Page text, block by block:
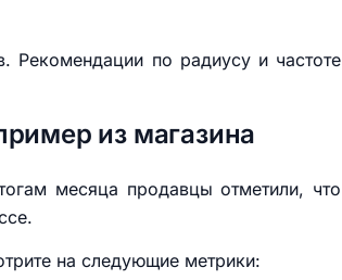
Рекомендации по радиусу и частоте
из магазина
месяца продавцы отметили, что
на следующие метрики: